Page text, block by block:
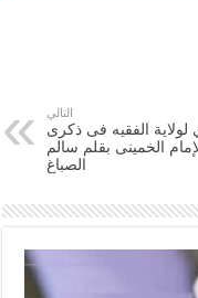
التالي
لولاية الفقيه فى ذكرى
الخمينى بقلم سالم
الصباغ